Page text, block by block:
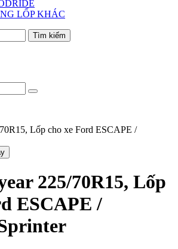
LỐP KHÁC
Tìm kiếm
225/70R15, Lốp
ESCAPE /